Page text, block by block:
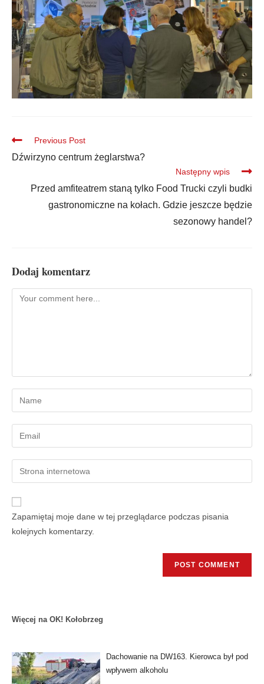
Previous Post
Dźwirzyno centrum żeglarstwa?
Następny wpis
Przed amfiteatrem staną tylko Food Trucki czyli budki
gastronomiczne na kołach. Gdzie jeszcze będzie
sezonowy handel?
Dodaj komentarz
Zapamiętaj moje dane w tej przeglądarce podczas pisania
kolejnych komentarzy.
Więcej na OK! Kołobrzeg
Dachowanie na DW163. Kierowca był pod
wpływem alkoholu